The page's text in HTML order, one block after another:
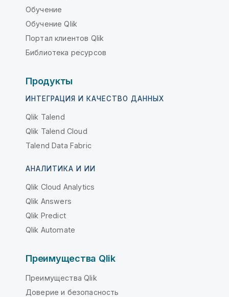
Обучение
Обучение Qlik
Портал клиентов Qlik
Библиотека ресурсов
Продукты
ИНТЕГРАЦИЯ И КАЧЕСТВО ДАННЫХ
Qlik Talend
Qlik Talend Cloud
Talend Data Fabric
АНАЛИТИКА И ИИ
Qlik Cloud Analytics
Qlik Answers
Qlik Predict
Qlik Automate
Преимущества Qlik
Преимущества Qlik
Доверие и безопасность